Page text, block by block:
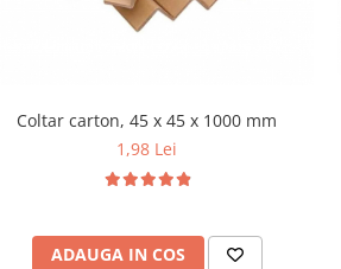
Coltar carton, 45 x 45 x 1000 mm
1,98 Lei
ADAUGA IN COS